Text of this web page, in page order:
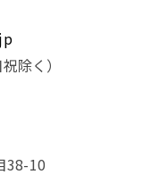
除く）
38-10